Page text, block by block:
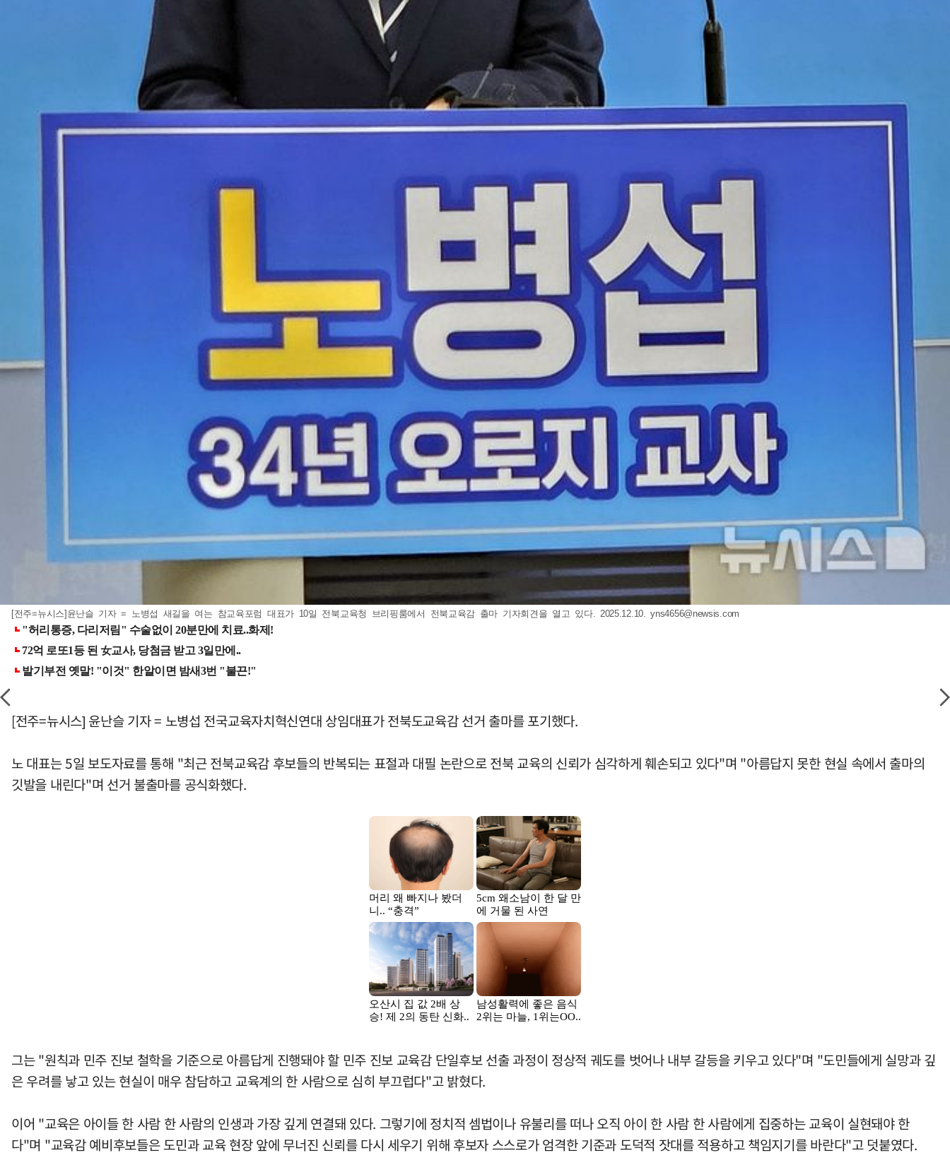
[전주=뉴시스]윤난슬 기자 = 노병섭 새길을 여는 참교육포럼 대표가 10일 전북교육청 브리핑룸에서 전북교육감 출마 기자회견을 열고 있다. 2025.12.10.yns4656@newsis.com
[전주=뉴시스] 윤난슬 기자 = 노병섭 전국교육자치혁신연대 상임대표가 전북도교육감 선거 출마를 포기했다.
노 대표는 5일 보도자료를 통해 "최근 전북교육감 후보들의 반복되는 표절과 대필 논란으로 전북 교육의 신뢰가 심각하게 훼손되고 있다"며 "아름답지 못한 현실 속에서 출마의
깃발을 내린다"며 선거 불출마를 공식화했다.
그는 "원칙과 민주 진보 철학을 기준으로 아름답게 진행돼야 할 민주 진보 교육감 단일후보 선출 과정이 정상적 궤도를 벗어나 내부 갈등을 키우고 있다"며 "도민들에게 실망과 깊
은 우려를 낳고 있는 현실이 매우 참담하고 교육계의 한 사람으로 심히 부끄럽다"고 밝혔다.
이어 "교육은 아이들 한 사람 한 사람의 인생과 가장 깊게 연결돼 있다. 그렇기에 정치적 셈법이나 유불리를 떠나 오직 아이 한 사람 한 사람에게 집중하는 교육이 실현돼야 한
다"며 "교육감 예비후보들은 도민과 교육 현장 앞에 무너진 신뢰를 다시 세우기 위해 후보자 스스로가 엄격한 기준과 도덕적 잣대를 적용하고 책임지기를 바란다"고 덧붙였다.